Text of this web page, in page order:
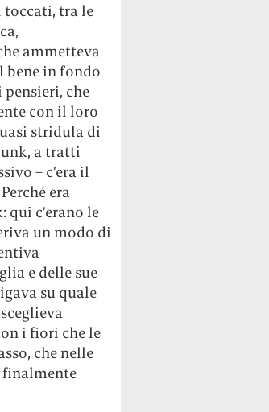
toccati, tra le
ammetteva
bene in fondo
pensieri, che
con il loro
stridula di
a tratti
– c’era il
era
c’erano le
un modo di
e delle sue
su quale
i fiori che le
che nelle
finalmente